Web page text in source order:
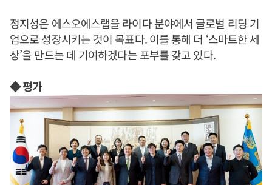
정지성은 에스오에스랩을 라이다 분야에서 글로벌 리딩 기
업으로 성장시키는 것이 목표다. 이를 통해 더 ‘스마트한 세
상’을 만드는 데 기여하겠다는 포부를 갖고 있다.
◆ 평가